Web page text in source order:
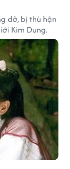
dở, bị thù hận
Kim Dung.